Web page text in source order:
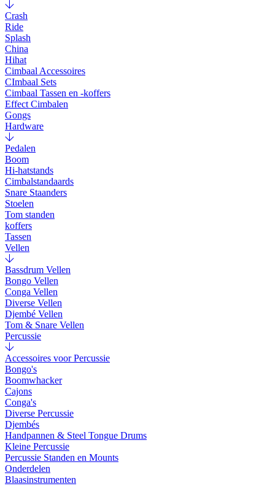
Crash
Ride
Splash
China
Hihat
Cimbaal Accessoires
CImbaal Sets
Cimbaal Tassen en -koffers
Effect Cimbalen
Gongs
Hardware
Pedalen
Boom
Hi-hatstands
Cimbalstandaards
Snare Staanders
Stoelen
Tom standen
koffers
Tassen
Vellen
Bassdrum Vellen
Bongo Vellen
Conga Vellen
Diverse Vellen
Djembé Vellen
Tom & Snare Vellen
Percussie
Accessoires voor Percussie
Bongo's
Boomwhacker
Cajons
Conga's
Diverse Percussie
Djembés
Handpannen & Steel Tongue Drums
Kleine Percussie
Percussie Standen en Mounts
Onderdelen
Blaasinstrumenten